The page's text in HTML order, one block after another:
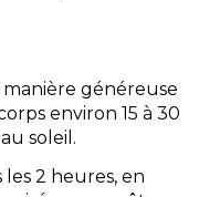
généreuse
environ 15 à 30
soleil.
2 heures, en